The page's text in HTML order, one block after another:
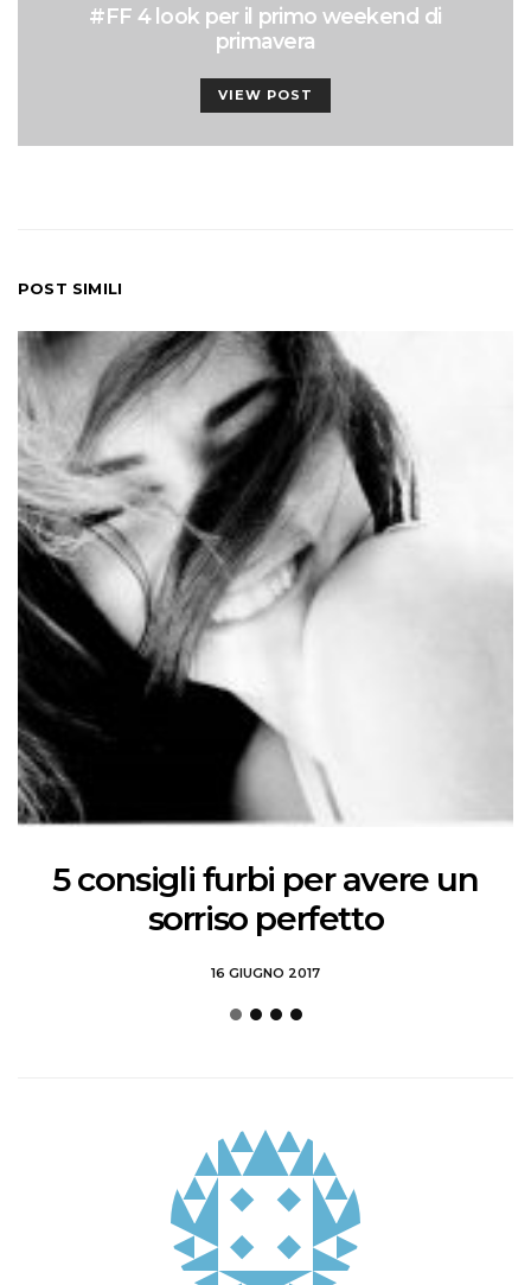
#FF 4 look per il primo weekend di
primavera
VIEW POST
POST SIMILI
5 consigli furbi per avere un
sorriso perfetto
16 GIUGNO 2017